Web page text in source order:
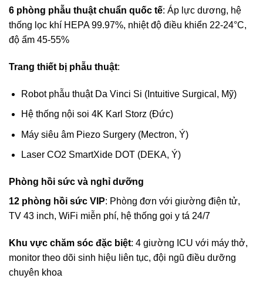
6 phòng phẫu thuật chuẩn quốc tế: Áp lực dương, hệ
thống lọc khí HEPA 99.97%, nhiệt độ điều khiển 22-24°C,
độ ẩm 45-55%
Trang thiết bị phẫu thuật:
Robot phẫu thuật Da Vinci Si (Intuitive Surgical, Mỹ)
Hệ thống nội soi 4K Karl Storz (Đức)
Máy siêu âm Piezo Surgery (Mectron, Ý)
Laser CO2 SmartXide DOT (DEKA, Ý)
Phòng hồi sức và nghỉ dưỡng
12 phòng hồi sức VIP: Phòng đơn với giường điện tử,
TV 43 inch, WiFi miễn phí, hệ thống gọi y tá 24/7
Khu vực chăm sóc đặc biệt: 4 giường ICU với máy thở,
monitor theo dõi sinh hiệu liên tục, đội ngũ điều dưỡng
chuyên khoa